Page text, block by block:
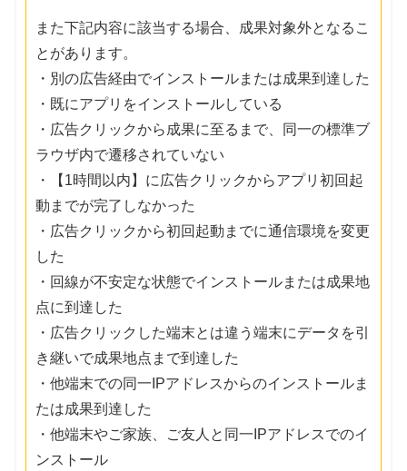
また下記内容に該当する場合、成果対象外となるこ
とがあります。
・別の広告経由でインストールまたは成果到達した
・既にアプリをインストールしている
・広告クリックから成果に至るまで、同一の標準ブ
ラウザ内で遷移されていない
・【1時間以内】に広告クリックからアプリ初回起
動までが完了しなかった
・広告クリックから初回起動までに通信環境を変更
した
・回線が不安定な状態でインストールまたは成果地
点に到達した
・広告クリックした端末とは違う端末にデータを引
き継いで成果地点まで到達した
・他端末での同一IPアドレスからのインストールま
たは成果到達した
・他端末やご家族、ご友人と同一IPアドレスでのイ
ンストール